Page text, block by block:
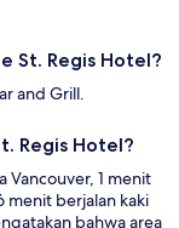
St. Regis Hotel?
and Grill.
Regis Hotel?
Vancouver, 1 menit
menit berjalan kaki
bahwa area